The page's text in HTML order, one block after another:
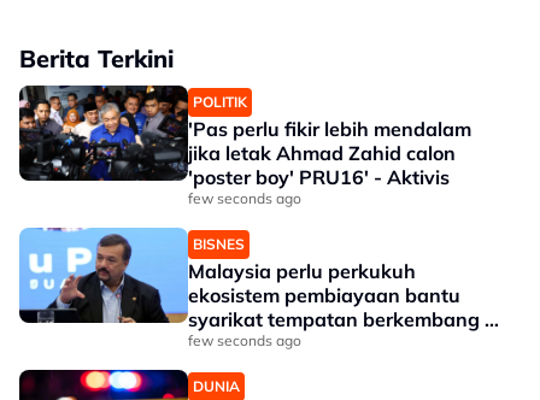
Berita Terkini
POLITIK
'Pas perlu fikir lebih mendalam
jika letak Ahmad Zahid calon
'poster boy' PRU16' - Aktivis
few seconds ago
BISNES
Malaysia perlu perkukuh
ekosistem pembiayaan bantu
syarikat tempatan berkembang --
Amir Hamzah
few seconds ago
DUNIA